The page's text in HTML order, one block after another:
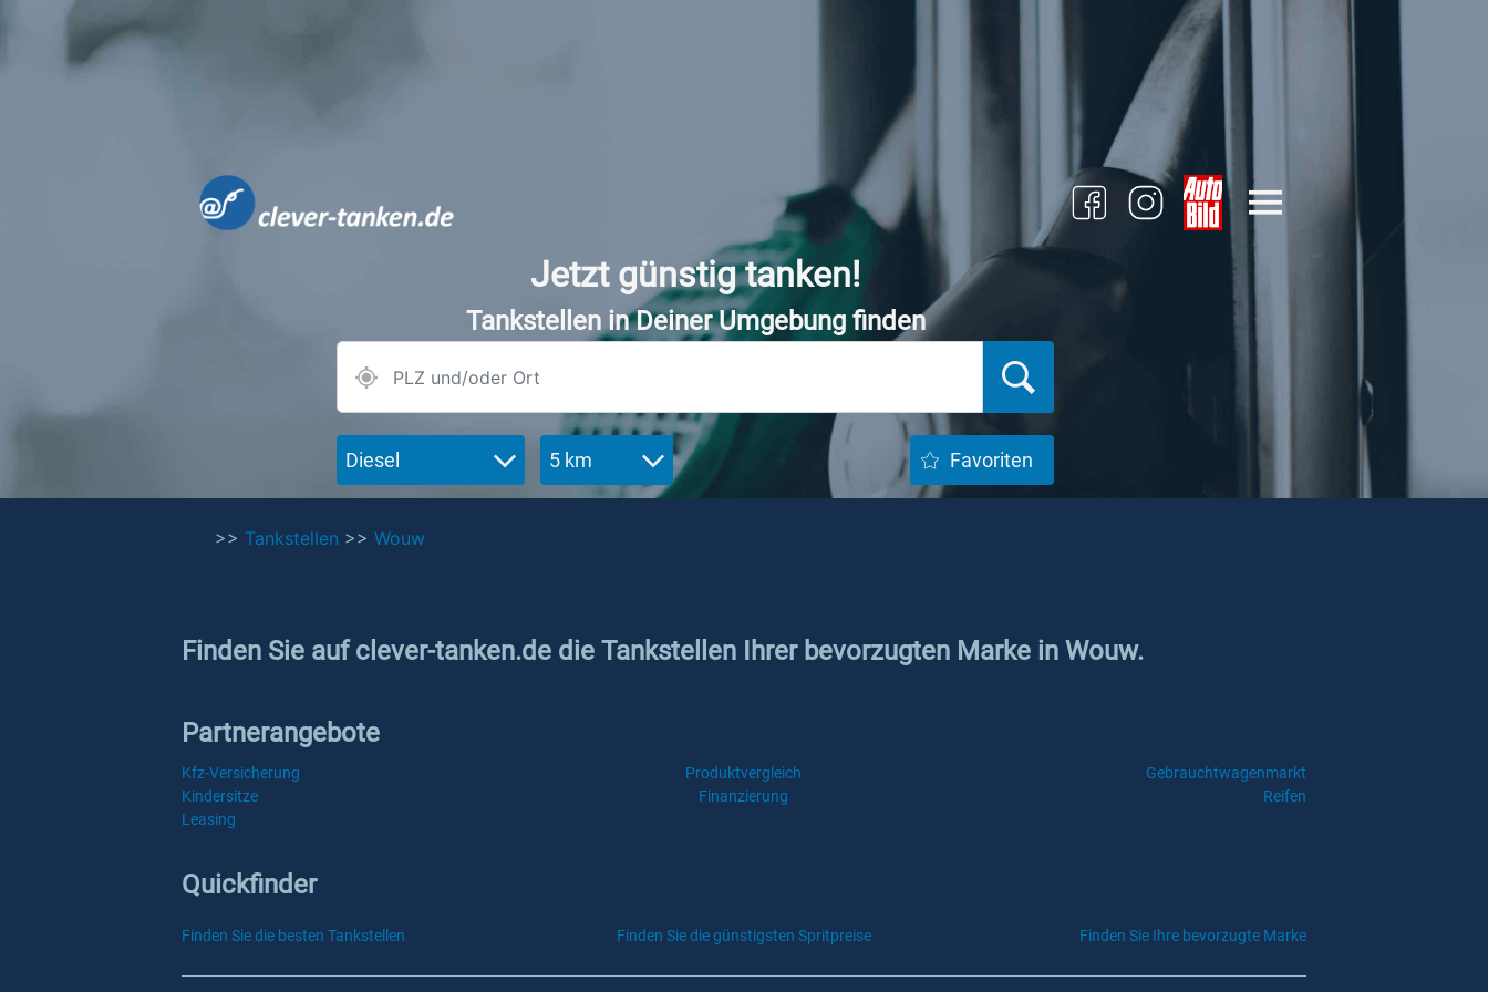
Jetzt günstig tanken!
Tankstellen in Deiner Umgebung finden
Diesel 5 km Favoriten
>> Tankstellen >> Wouw
Finden Sie auf clever-tanken.de die Tankstellen Ihrer bevorzugten Marke in Wouw.
Partnerangebote
Kfz-Versicherung Produktvergleich
Gebrauchtwagenmarkt
Kindersitze
Finanzierung
Reifen
Leasing
Quickfinder
Finden Sie die besten Tankstellen Finden Sie die günstigsten Spritpreise Finden Sie Ihre bevorzugte Marke